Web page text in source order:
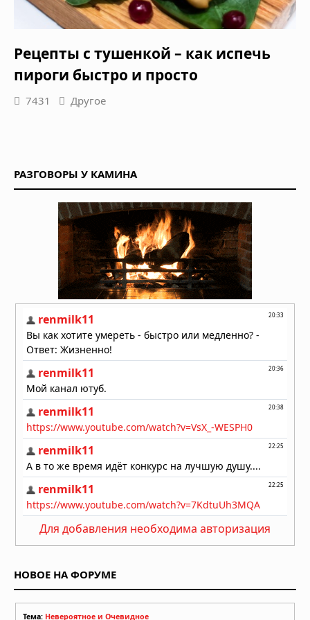
Рецепты с тушенкой – как испечь
пироги быстро и просто
7431 Другое
РАЗГОВОРЫ У КАМИНА
Для добавления необходима авторизация
НОВОЕ НА ФОРУМЕ
Тема: Невероятное и Очевидное